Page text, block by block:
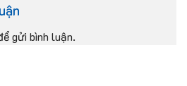
gửi bình luận.